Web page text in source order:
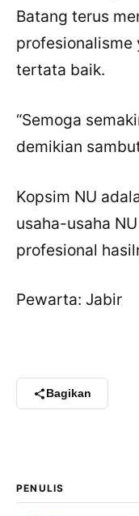
Batang terus
profesionalisme
tertata baik.
“Semoga
demikian
Kopsim NU
usaha-usaha
profesional
Pewarta: Jabir
Bagikan
PENULIS